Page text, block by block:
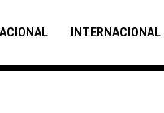
INTERNACIONAL